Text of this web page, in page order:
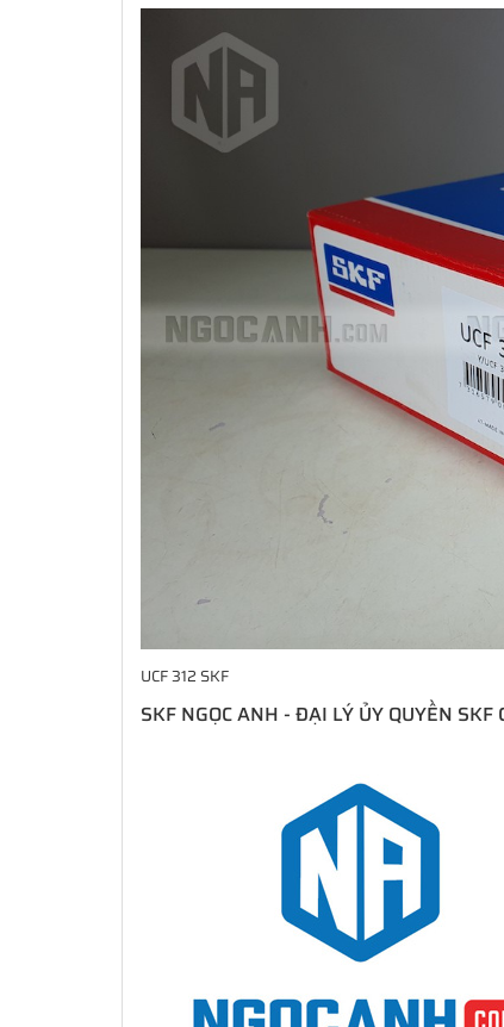
UCF 312 SKF
SKF NGỌC ANH - ĐẠI LÝ ỦY QUYỀN SKF